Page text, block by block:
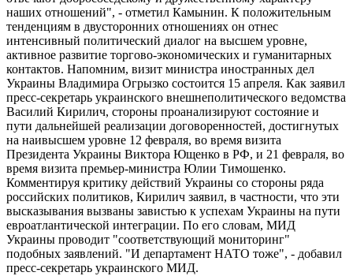
наших отношений", - отметил Камынин. К положительным
тенденциям в двусторонних отношениях он отнес
интенсивный политический диалог на высшем уровне,
активное развитие торгово-экономических и гуманитарных
контактов. Напомним, визит министра иностранных дел
Украины Владимира Огрызко состоится 15 апреля. Как заявил
пресс-секретарь украинского внешнеполитического ведомства
Василий Кирилич, стороны проанализируют состояние и
пути дальнейшей реализации договоренностей, достигнутых
на наивысшем уровне 12 февраля, во время визита
Президента Украины Виктора Ющенко в РФ, и 21 февраля, во
время визита премьер-министра Юлии Тимошенко.
Комментируя критику действий Украины со стороны ряда
российских политиков, Кирилич заявил, в частности, что эти
высказывания вызваны завистью к успехам Украины на пути
евроатлантической интеграции. По его словам, МИД
Украины проводит "соответствующий мониторинг"
подобных заявлений. "И департамент НАТО тоже", - добавил
пресс-секретарь украинского МИД.